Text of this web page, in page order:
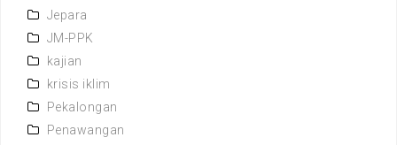
Jepara
JM-PPK
kajian
krisis iklim
Pekalongan
Penawangan